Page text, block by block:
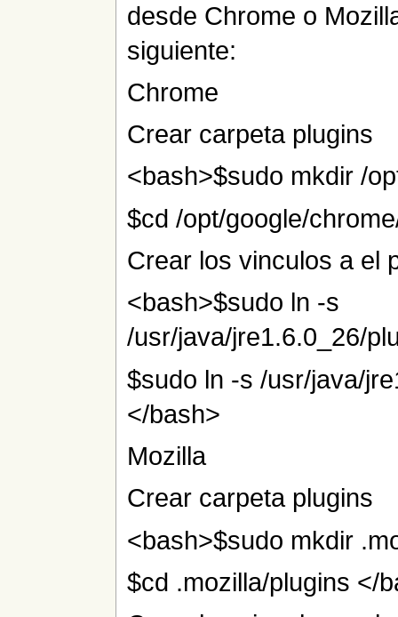
desde Chrome o
siguiente:
Chrome
Crear carpeta plugins
<bash>$sudo mkdir /
$cd /opt/google/
Crear los vinculos a el
<bash>$sudo ln -s
/usr/java/jre1.6.0_26/
$sudo ln -s /usr/java/
</bash>
Mozilla
Crear carpeta plugins
<bash>$sudo mkdir
$cd .mozilla/plugins </